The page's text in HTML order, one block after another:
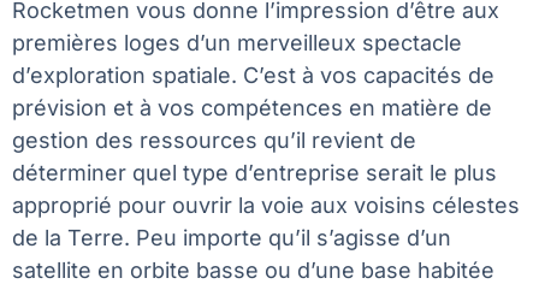
Rocketmen vous donne l’impression d’être aux
premières loges d’un merveilleux spectacle
d’exploration spatiale. C’est à vos capacités de
prévision et à vos compétences en matière de
gestion des ressources qu’il revient de
déterminer quel type d’entreprise serait le plus
approprié pour ouvrir la voie aux voisins célestes
de la Terre. Peu importe qu’il s’agisse d’un
satellite en orbite basse ou d’une base habitée